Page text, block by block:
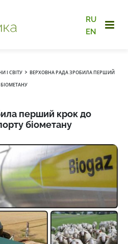
RU
EN
І СВІТУ › ВЕРХОВНА РАДА ЗРОБИЛА ПЕРШИЙ
перший крок до
біометану